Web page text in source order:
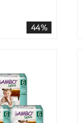
44%